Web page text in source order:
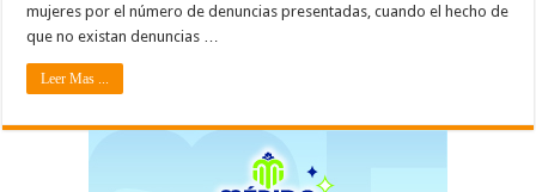
mujeres por el número de denuncias presentadas, cuando el hecho de
que no existan denuncias …
Leer Mas ...